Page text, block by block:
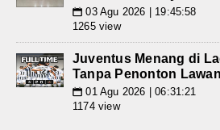
📅 03 Agu 2026 | 19:45:58
1265 view
Juventus Menang di
Tanpa Penonton
📅 01 Agu 2026 | 06:31:21
1174 view